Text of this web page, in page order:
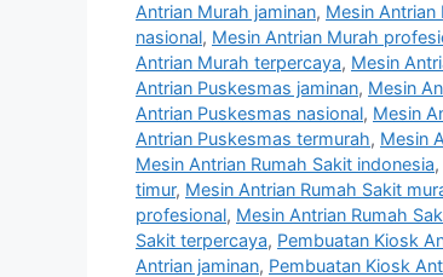
Antrian Murah jaminan, Mesin Antrian
nasional, Mesin Antrian Murah
Antrian Murah terpercaya, Mesin
Antrian Puskesmas jaminan, Mesin
Antrian Puskesmas nasional, Mesin
Antrian Puskesmas termurah, Mesin
Mesin Antrian Rumah Sakit indonesia,
timur, Mesin Antrian Rumah Sakit
profesional, Mesin Antrian Rumah
Sakit terpercaya, Pembuatan Kiosk
Antrian jaminan, Pembuatan Kiosk